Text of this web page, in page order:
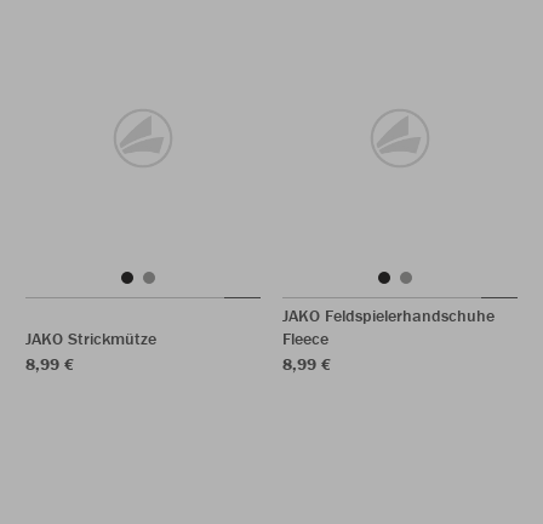
JAKO Strickmütze
8,99 €
JAKO Feldspielerhandschuhe
Fleece
8,99 €